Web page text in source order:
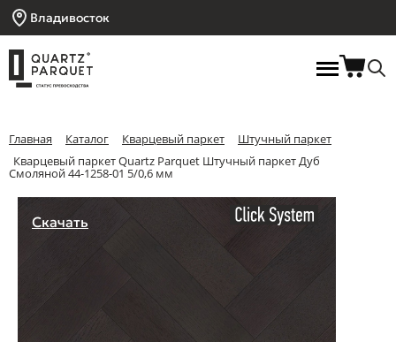
Владивосток
Главная Каталог Кварцевый паркет
Штучный паркет
Кварцевый паркет Quartz Parquet Штучный паркет Дуб
Смоляной 44-1258-01 5/0,6 мм
Скачать